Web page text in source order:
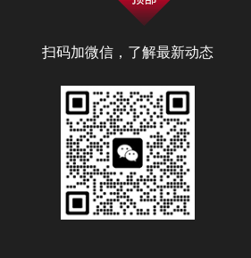
扫码加微信，了解最新动态